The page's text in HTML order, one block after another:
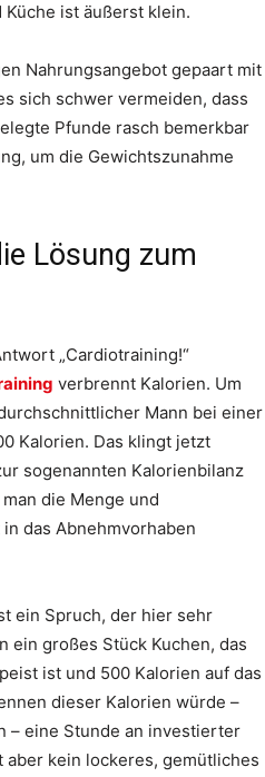
ist äußerst klein.
Nahrungsangebot gepaart mit
sich schwer vermeiden, dass
Pfunde rasch bemerkbar
um die Gewichtszunahme
Lösung zum
„Cardiotraining!“
verbrennt Kalorien. Um
Mann bei einer
Kalorien. Das klingt jetzt
sogenannten Kalorienbilanz
die Menge und
das Abnehmvorhaben
ein Spruch, der hier sehr
ein großes Stück Kuchen, das
ist und 500 Kalorien auf das
dieser Kalorien würde –
– eine Stunde an investierter
kein lockeres, gemütliches